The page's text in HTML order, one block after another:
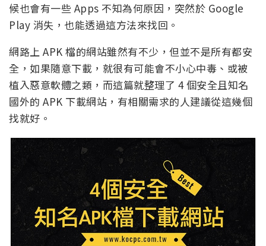
候也會有一些 Apps 不知為何原因，突然於 Google
Play 消失，也能透過這方法來找回。
網路上 APK 檔的網站雖然有不少，但並不是所有都安
全，如果隨意下載，就很有可能會不小心中毒、或被
植入惡意軟體之類，而這篇就整理了 4 個安全且知名
國外的 APK 下載網站，有相關需求的人建議從這幾個
找就好。